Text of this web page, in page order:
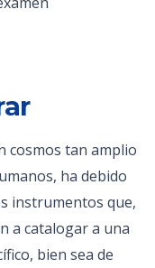
cosmos tan amplio
ha debido
instrumentos que,
a catalogar a una
bien sea de